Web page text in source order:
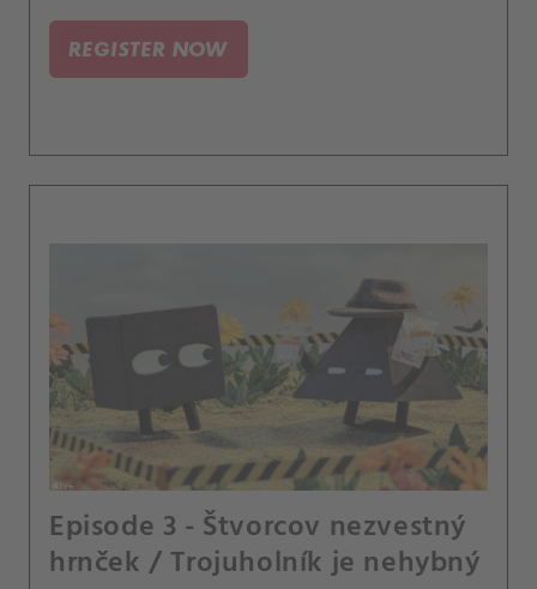
REGISTER NOW
Episode 3 - Štvorcov nezvestný
hrnček / Trojuholník je nehybný